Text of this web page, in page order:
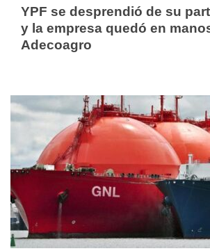
YPF se desprendió de su
y la empresa quedó en
Adecoagro